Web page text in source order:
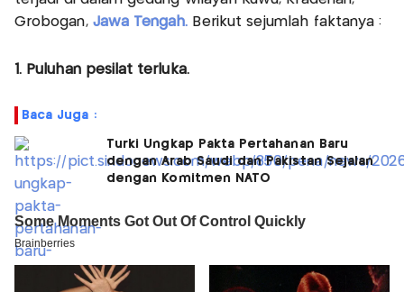
Grobogan,Jawa Tengah. Berikut sejumlah faktanya :
1. Puluhan pesilat terluka.
Baca Juga :
Turki Ungkap Pakta Pertahanan Baru
dengan Arab Saudi dan Pakistan Sejalan
dengan Komitmen NATO